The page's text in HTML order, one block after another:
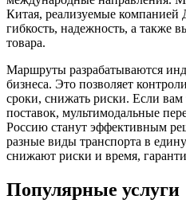
Китая, реализуемые
гибкость, надежность, а также
товара.
Маршруты разрабатываются
бизнеса. Это позволяет
сроки, снижать риски. Если вам
поставок, мультимодальные
Россию станут эффективным
разные виды транспорта в
снижают риски и время,
Популярные услуги